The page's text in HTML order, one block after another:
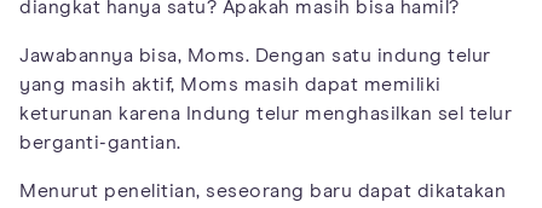
diangkat hanya satu? Apakah masih bisa hamil?
Jawabannya bisa, Moms. Dengan satu indung telur
yang masih aktif, Moms masih dapat memiliki
keturunan karena Indung telur menghasilkan sel telur
berganti-gantian.
Menurut penelitian, seseorang baru dapat dikatakan